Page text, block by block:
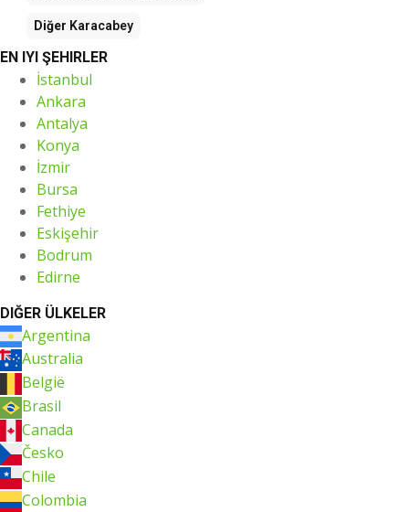
Diğer Karacabey
EN IYI ŞEHIRLER
İstanbul
Ankara
Antalya
Konya
İzmir
Bursa
Fethiye
Eskişehir
Bodrum
Edirne
DIĞER ÜLKELER
Argentina
Australia
België
Brasil
Canada
Česko
Chile
Colombia